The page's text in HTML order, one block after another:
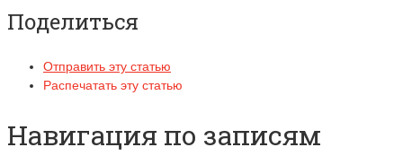
Поделиться
Отправить эту статью
Распечатать эту статью
Навигация по записям